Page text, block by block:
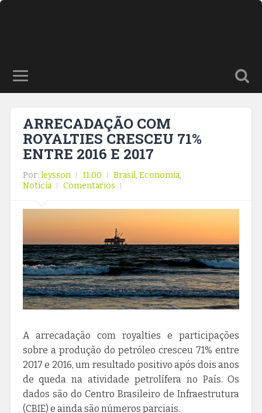
ARRECADAÇÃO COM
ROYALTIES CRESCEU 71%
ENTRE 2016 E 2017
Por: leysson 11:00 Brasil, Economia,
Notícia
Comentarios
A arrecadação com royalties e participações
sobre a produção do petróleo cresceu 71% entre
2017 e 2016, um resultado positivo após dois anos
de queda na atividade petrolífera no País. Os
dados são do Centro Brasileiro de Infraestrutura
(CBIE) e ainda são números parciais.